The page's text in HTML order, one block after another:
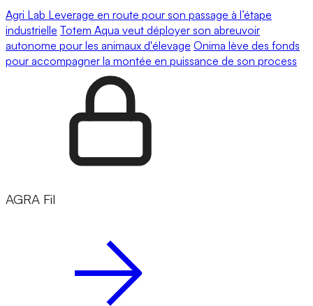
Agri Lab Leverage en route pour son passage à l’étape
industrielle Totem Aqua veut déployer son abreuvoir
autonome pour les animaux d'élevage Onima lève des fonds
pour accompagner la montée en puissance de son process
AGRA Fil